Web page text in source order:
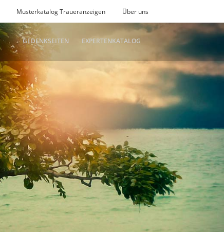
Musterkatalog Traueranzeigen Über uns
GEDENKSEITEN EXPERTENKATALOG